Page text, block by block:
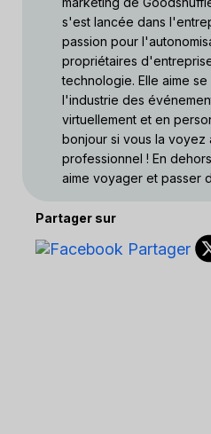
s'est lancée dans
passion pour
propriétaires
technologie. Elle aime
l'industrie des
virtuellement et en
bonjour si vous la voyez
professionnel ! En
aime voyager et passer
Partager sur